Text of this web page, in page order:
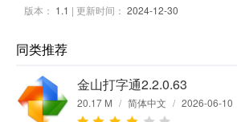
版本： 1.1 | 更新时间： 2024-12-30
同类推荐
金山打字通2.2.0.63
20.17 M / 简体中文 / 2026-06-10